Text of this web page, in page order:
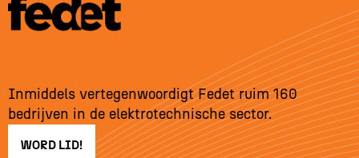
Inmiddels vertegenwoordigt Fedet ruim 160
bedrijven in de elektrotechnische sector.
WORD LID!